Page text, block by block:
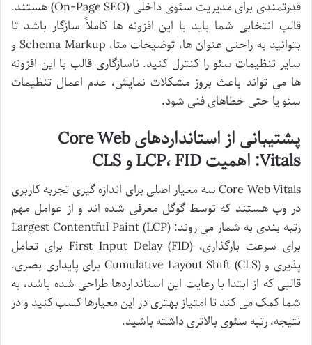
قدرتمندی برای مدیریت سئوی داخلی (On-Page SEO) هستند.
قالب انتخابی شما باید با این افزونه ها کاملاً سازگار باشد تا
بتوانید به راحتی عنوان ها، توضیحات متا، Schema Markup و
سایر تنظیمات سئو را کنترل کنید. ناسازگاری قالب با این افزونه
ها می تواند باعث بروز مشکلات نمایش، عدم اعمال تنظیمات
سئو یا حتی خطاهای فنی شود.
پشتیبانی از استانداردهای Core Web
Vitals: اهمیت LCP، FID و CLS
Core Web Vitals سه معیار اصلی برای اندازه گیری تجربه کاربری
در وب هستند که توسط گوگل معرفی شده اند و از عوامل مهم
رتبه بندی به شمار می روند: Largest Contentful Paint (LCP)
برای سرعت بارگذاری، First Input Delay (FID) برای تعامل
پذیری و Cumulative Layout Shift (CLS) برای پایداری بصری.
قالبی که از ابتدا با رعایت این استانداردها طراحی شده باشد، به
شما کمک می کند تا امتیاز بهتری در این معیارها کسب کنید و در
نتیجه، رتبه سئوی بالاتری داشته باشید.